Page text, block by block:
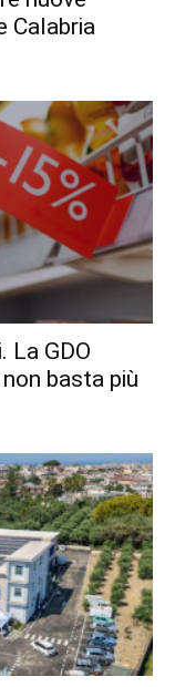
Calabria
La GDO
basta più